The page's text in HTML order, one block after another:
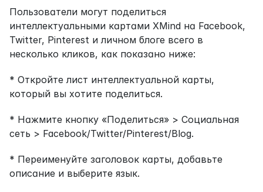
Пользователи могут поделиться
интеллектуальными картами XMind на Facebook,
Twitter, Pinterest и личном блоге всего в
несколько кликов, как показано ниже:
* Откройте лист интеллектуальной карты,
который вы хотите поделиться.
* Нажмите кнопку «Поделиться» > Социальная
сеть > Facebook/Twitter/Pinterest/Blog.
* Переименуйте заголовок карты, добавьте
описание и выберите язык.